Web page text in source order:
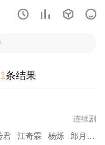
   
条结果
连续剧
月婷 岳云鹏 姜冠南 黄觉 曾美慧孜 公磊 王砚辉 艾丽娅 甘昀宸 刘丹 刘畅 刘洋 金泽灏 周野芒 董牧沙 葛四 翟小兴 尚铁龙 黄璐